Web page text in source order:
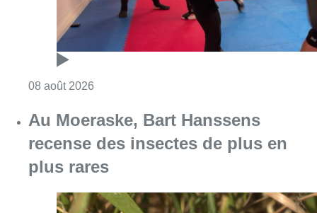
08 août 2026
Au Moeraske, Bart Hanssens
recense des insectes de plus en
plus rares